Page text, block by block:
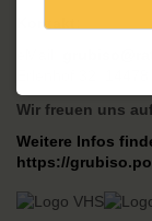
Kontakt:
Wir freuen uns
Weitere Infos
https://